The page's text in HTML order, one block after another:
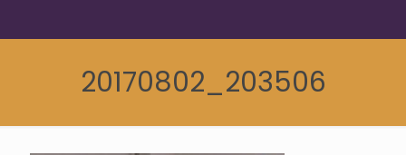
20170802_203506